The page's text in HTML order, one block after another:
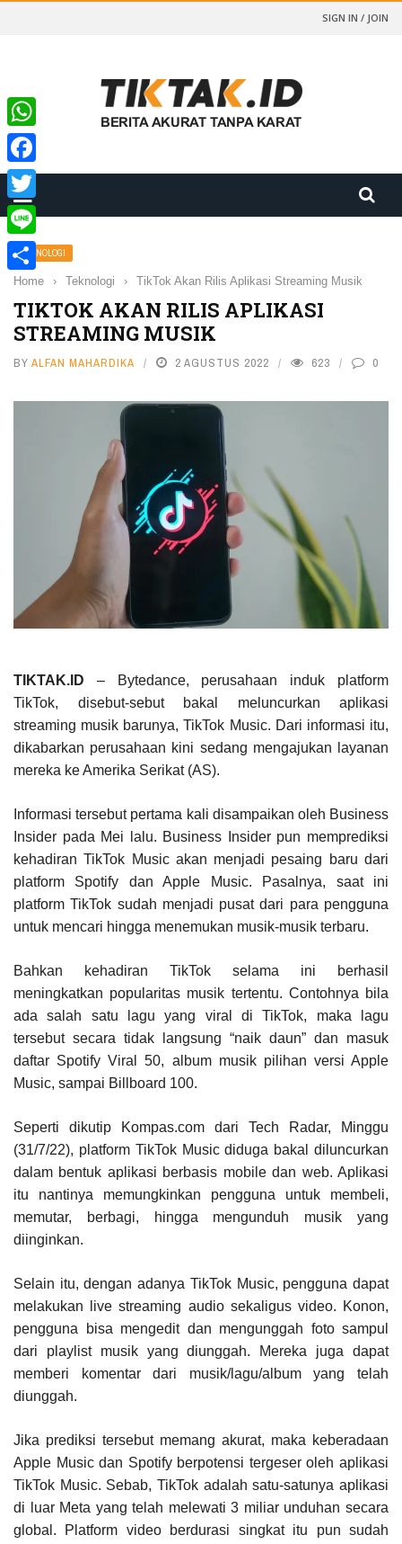
SIGN IN / JOIN
TEKNOLOGI
Home › Teknologi › TikTok Akan Rilis Aplikasi Streaming Musik
TIKTOK AKAN RILIS APLIKASI
STREAMING MUSIK
BY ALFAN MAHARDIKA 2 AGUSTUS 2022 623 0
TIKTAK.ID – Bytedance, perusahaan induk platform
TikTok, disebut-sebut bakal meluncurkan aplikasi
streaming musik barunya, TikTok Music. Dari informasi itu,
dikabarkan perusahaan kini sedang mengajukan layanan
mereka ke Amerika Serikat (AS).
Informasi tersebut pertama kali disampaikan oleh Business
Insider pada Mei lalu. Business Insider pun memprediksi
kehadiran TikTok Music akan menjadi pesaing baru dari
platform Spotify dan Apple Music. Pasalnya, saat ini
platform TikTok sudah menjadi pusat dari para pengguna
untuk mencari hingga menemukan musik-musik terbaru.
Bahkan kehadiran TikTok selama ini berhasil
meningkatkan popularitas musik tertentu. Contohnya bila
ada salah satu lagu yang viral di TikTok, maka lagu
tersebut secara tidak langsung “naik daun” dan masuk
daftar Spotify Viral 50, album musik pilihan versi Apple
Music, sampai Billboard 100.
Seperti dikutip Kompas.com dari Tech Radar, Minggu
(31/7/22), platform TikTok Music diduga bakal diluncurkan
dalam bentuk aplikasi berbasis mobile dan web. Aplikasi
itu nantinya memungkinkan pengguna untuk membeli,
memutar, berbagi, hingga mengunduh musik yang
diinginkan.
Selain itu, dengan adanya TikTok Music, pengguna dapat
melakukan live streaming audio sekaligus video. Konon,
pengguna bisa mengedit dan mengunggah foto sampul
dari playlist musik yang diunggah. Mereka juga dapat
memberi komentar dari musik/lagu/album yang telah
diunggah.
Jika prediksi tersebut memang akurat, maka keberadaan
Apple Music dan Spotify berpotensi tergeser oleh aplikasi
TikTok Music. Sebab, TikTok adalah satu-satunya aplikasi
di luar Meta yang telah melewati 3 miliar unduhan secara
global. Platform video berdurasi singkat itu pun sudah
WhatsApp
Facebook
Twitter
Line
Share